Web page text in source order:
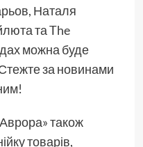
Наталя
та The
можна буде
Стежте за новинами
також
товарів,